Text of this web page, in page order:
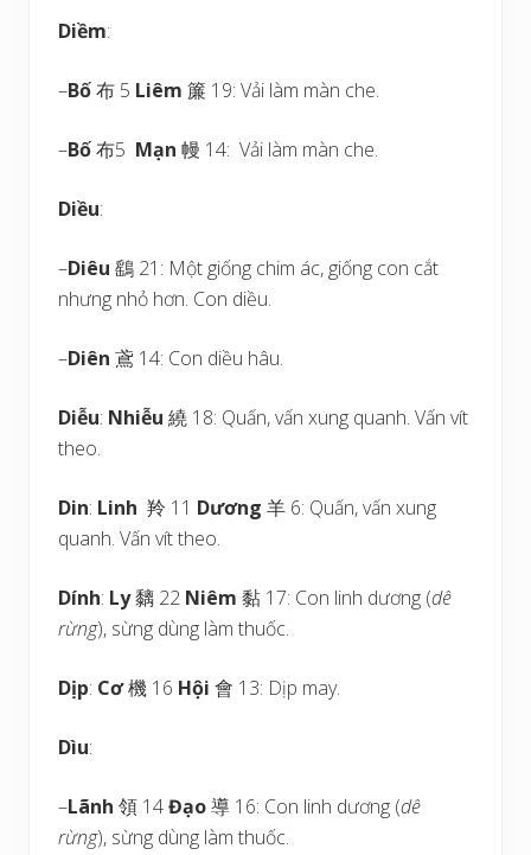
Diềm:
–Bố布 5 Liêm 簾 19: Vải làm màn che.
–Bố布5 Mạn 幔 14: Vải làm màn che.
Diều:
–Diêu 鷂 21: Một giống chim ác, giống con cắt
nhưng nhỏ hơn. Con diều.
–Diên 鳶 14: Con diều hâu.
Diễu: Nhiễu 繞 18: Quấn, vấn xung quanh. Vấn vít
theo.
Din: Linh 羚 11 Dương 羊 6: Quấn, vấn xung
quanh. Vấn vít theo.
Dính: Ly黐 22 Niêm 黏 17: Con linh dương (dê
rừng), sừng dùng làm thuốc.
Dịp: Cơ機 16 Hội 會 13: Dịp may.
Dìu:
–Lãnh 領 14Đạo導 16: Con linh dương (dê
rừng), sừng dùng làm thuốc.